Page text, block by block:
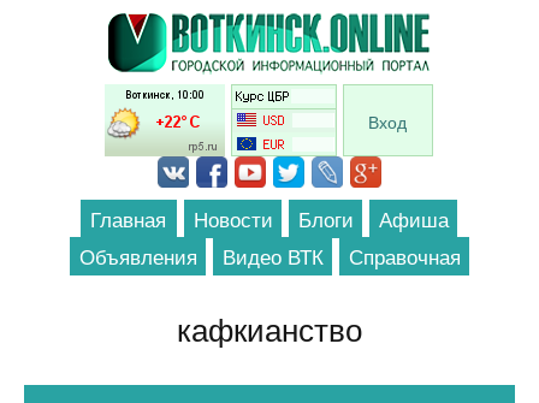
Перейти к основному содержанию
Вход
Главная Новости Блоги
Афиша
Объявления
Видео ВТК Справочная
кафкианство